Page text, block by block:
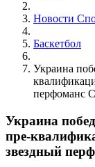
Новости
Баскетбол
Украина
перфоманс
Украина
пре-
звездный